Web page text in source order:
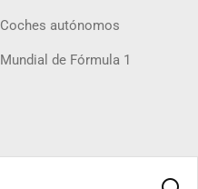
Coches autónomos
Mundial de Fórmula 1